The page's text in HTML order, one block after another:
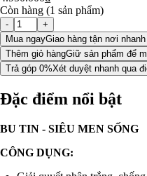
Còn hàng (1 sản phẩm)
-
+
Mua ngayGiao hàng tận nơi
Thêm giỏ hàngGiữ sản phẩm để
Trả góp 0%Xét duyệt nhanh qua
Đặc điểm nổi bật
BU TIN - SIÊU MEN SỐNG
CÔNG DỤNG: